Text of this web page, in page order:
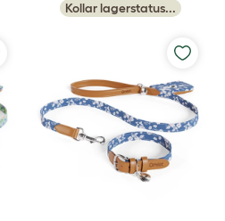
Kollar lagerstatus...